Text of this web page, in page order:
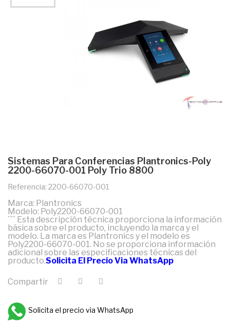
Sistemas Para Conferencias Plantronics-Poly
2200-66070-001 Poly Trio 8800
Referencia: 2200-66070-001
Marca: Plantronics
Modelo: Poly2200-66070-001
``` Esta descripción técnica proporciona la información
básica sobre el producto, incluyendo la marca y el
modelo. La marca es Plantronics y el modelo es
Poly2200-66070-001. No se proporciona información
adicional sobre las especificaciones técnicas del
producto.Solicita El Precio Via WhatsApp
Compartir
Solicita el precio via WhatsApp